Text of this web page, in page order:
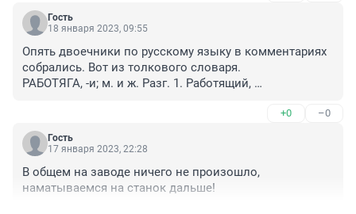
Гость
18 января 2023, 09:55
Опять двоечники по русскому языку в комментариях
собрались. Вот из толкового словаря.
РАБОТЯГА, -и; м. и ж. Разг. 1. Работящий,
Всю жизнь был настоящим работягой. 2. Рабочий
человек, простой труженик. Он простой работяга.
+0 –0
Гость
17 января 2023, 22:28
В общем на заводе ничего не произошло,
наматываемся на станок дальше!